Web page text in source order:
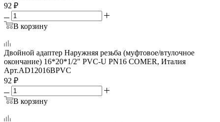
92 ₽
В корзину
Двойной адаптер Наружняя резьба (муфтовое/втулочное
окончание) 16*20*1/2" PVC-U PN16 COMER, Италия
Арт.AD12016BPVC
92 ₽
В корзину